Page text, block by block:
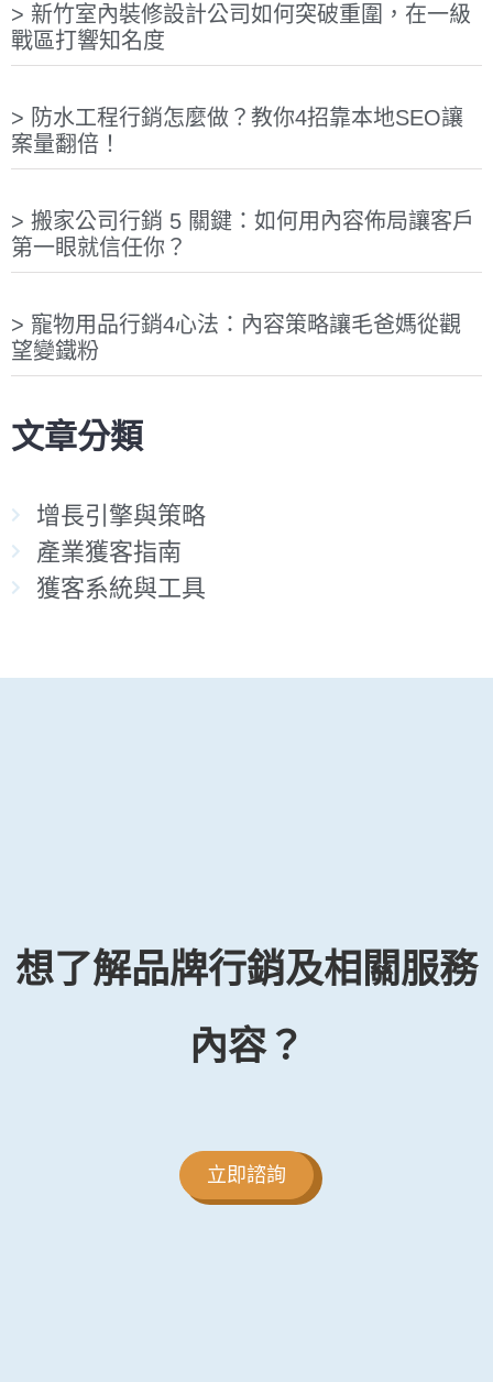
新竹室內裝修設計公司如何突破重圍，在一級
戰區打響知名度
防水工程行銷怎麼做？教你4招靠本地SEO讓
案量翻倍！
搬家公司行銷 5 關鍵：如何用內容佈局讓客戶
第一眼就信任你？
寵物用品行銷4心法：內容策略讓毛爸媽從觀
望變鐵粉
文章分類
增長引擎與策略
產業獲客指南
獲客系統與工具
想了解品牌行銷及相關服務
內容？
立即諮詢